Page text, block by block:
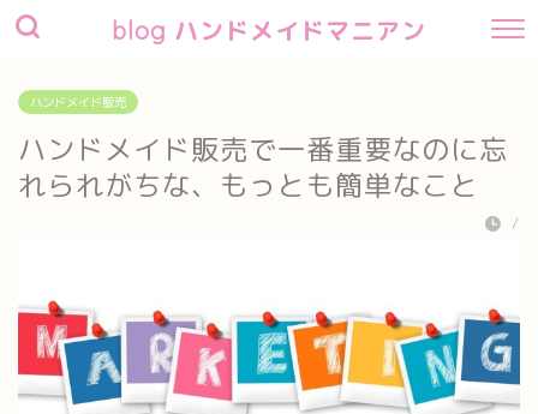
blog ハンドメイドマニアン
ハンドメイド販売
ハンドメイド販売で一番重要なのに忘
れられがちな、もっとも簡単なこと
/